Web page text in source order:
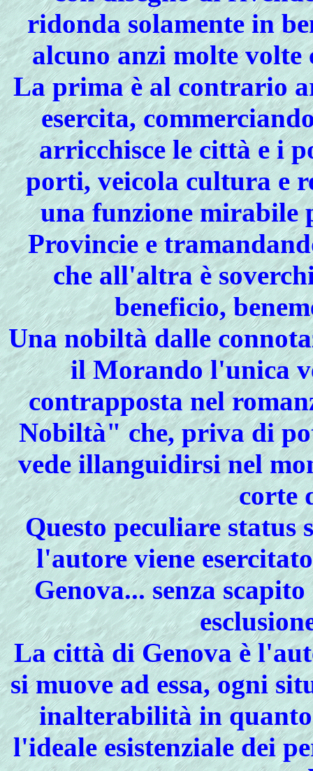
ridonda solamente in
alcuno anzi molte volte
La prima è al contrario
esercita,
arricchisce le città e i
porti, veicola cultura e
una funzione mirabile
Provincie e
che all'altra è
beneficio,
Una nobiltà dalle
il Morando l'unica
contrapposta nel
Nobiltà" che, priva di
vede illanguidirsi nel
corte
Questo peculiare status
l'autore viene
Genova... senza
La città di Genova è
si muove ad essa, ogni
inalterabilità in quanto
l'ideale esistenziale dei